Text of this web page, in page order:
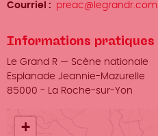
/
Nom
Courriel
preac@legrandr.com
Informations pratiques
Lieu
Le Grand R — Scène nationale
Adresse
Esplanade Jeannie-Mazurelle
Ville
85000 - La Roche-sur-Yon
+